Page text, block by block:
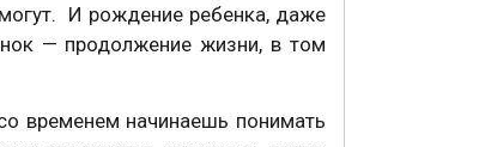
И рождение ребенка, даже
— продолжение жизни, в том
временем начинаешь понимать